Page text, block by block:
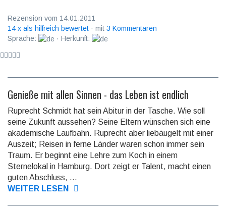
Rezension vom 14.01.2011
14 x als hilfreich bewertet · mit 3 Kommentaren
Sprache:
· Herkunft:
Genieße mit allen Sinnen - das Leben ist endlich
Ruprecht Schmidt hat sein Abitur in der Tasche. Wie soll
seine Zukunft aussehen? Seine Eltern wünschen sich eine
akademische Laufbahn. Ruprecht aber liebäugelt mit einer
Auszeit; Reisen in ferne Länder waren schon immer sein
Traum. Er beginnt eine Lehre zum Koch in einem
Sternelokal in Hamburg. Dort zeigt er Talent, macht einen
guten Abschluss, ...
WEITER LESEN